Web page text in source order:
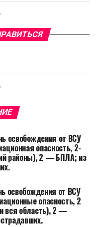
освобождения от ВСУ
опасность, 2-
районы), 2 — БПЛА; из
освобождения от ВСУ
опасность, 2
вся область), 2 —